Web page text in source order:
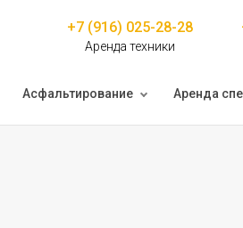
+7 (916) 025-28-28
Аренда техники
Асфальтирование Аренда